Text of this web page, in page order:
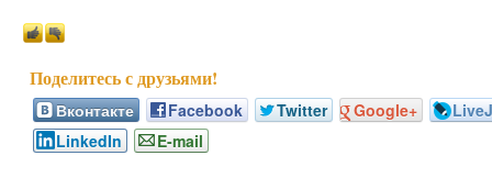
Вконтакте Facebook Twitter Google+
LinkedIn
E-mail